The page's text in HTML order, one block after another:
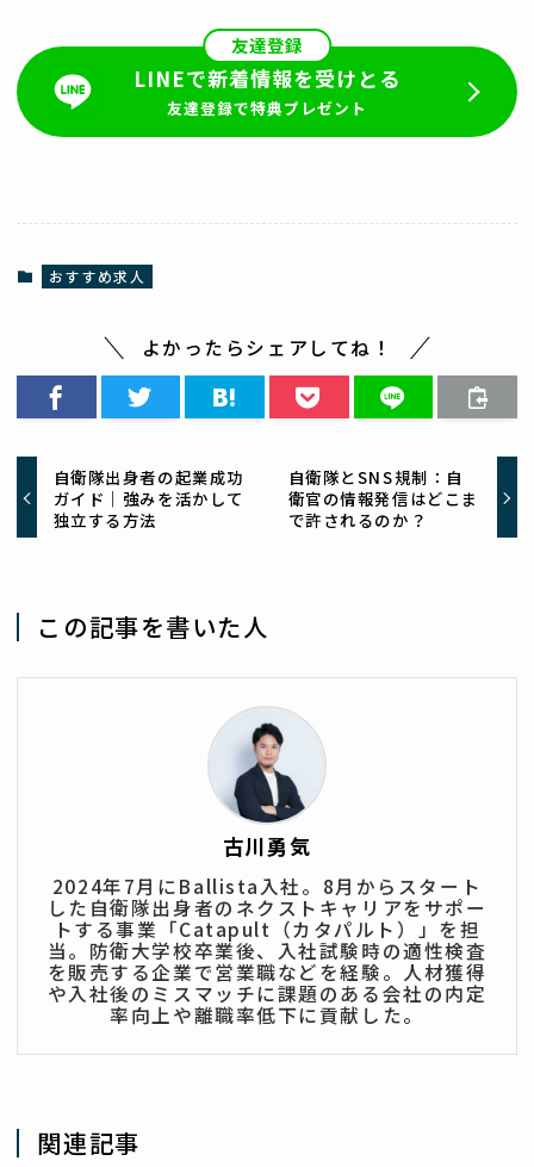
友達登録
LINEで新着情報を受けとる
友達登録で特典プレゼント
おすすめ求人
よかったらシェアしてね！
自衛隊出身者の起業成功
ガイド｜強みを活かして
独立する方法
自衛隊とSNS規制：自
衛官の情報発信はどこま
で許されるのか？
この記事を書いた人
古川勇気
2024年7月にBallista入社。8月からスタート
した自衛隊出身者のネクストキャリアをサポー
トする事業「Catapult（カタパルト）」を担
当。防衛大学校卒業後、入社試験時の適性検査
を販売する企業で営業職などを経験。人材獲得
や入社後のミスマッチに課題のある会社の内定
率向上や離職率低下に貢献した。
関連記事